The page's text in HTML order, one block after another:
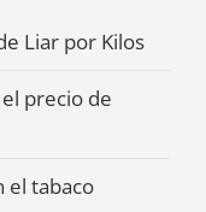
Liar por Kilos
precio de
el tabaco